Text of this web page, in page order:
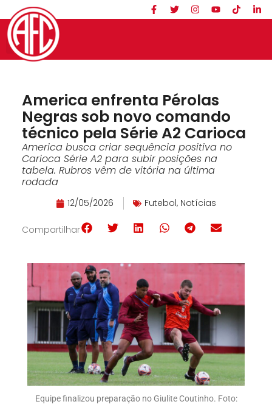
America enfrenta Pérolas
Negras sob novo comando
técnico pela Série A2 Carioca
America busca criar sequência positiva no
Carioca Série A2 para subir posições na
tabela. Rubros vêm de vitória na última
rodada
12/05/2026 Futebol, Notícias
Compartilhar
Equipe finalizou preparação no Giulite Coutinho. Foto: